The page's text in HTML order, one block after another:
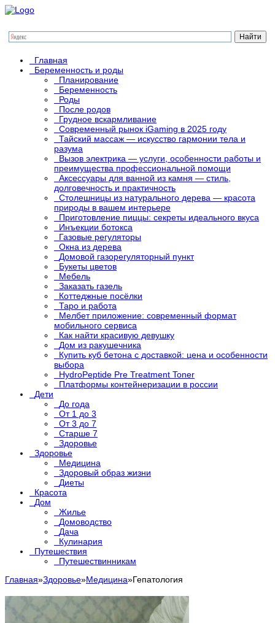
Главная
Беременность и роды
Планирование
Беременность
Роды
После родов
Грудное вскармливание
Современный рынок iGaming в 2025 году
Тайский массаж — искусство гармонии тела и
разума
Вызов электрика — услуги, особенности работы и
преимущества профессиональной помощи
Аксессуары для ванной из камня — стиль,
долговечность и практичность
Столешницы из натурального дерева — красота
природы в вашем интерьере
Приготовление пиццы: секреты идеального вкуса
Инъекции ботокса
Газовые регуляторы
Окна из дерева
Домовой газорегуляторный пункт
Букеты цветов
Мебель
Заказать газель
Коттеджные посёлки
Таро и работа
Мелбет приложение: современный формат
мобильного сервиса
Как найти красивую девушку
Дом из ракушечника
Купить куб бетона с доставкой: цена и особенности
выбора
HydroPeptide Pre Treatment Toner
Платформы контейнеризации в россии
Дети
До года
От 1 до 3
От 3 до 7
Старше 7
Здоровье
Здоровье
Медицина
Здоровый образ жизни
Диеты
Красота
Дом
Жилье
Домоводство
Дача
Кулинария
Путешествия
Путешествинникам
Главная»Здоровье»Медицина»Гепатология